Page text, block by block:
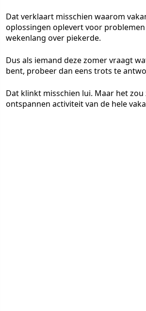
Dat verklaart misschien waarom
oplossingen oplevert voor
wekenlang over piekerde.
Dus als iemand deze zomer vraagt
bent, probeer dan eens trots te
Dat klinkt misschien lui. Maar het
ontspannen activiteit van de hele